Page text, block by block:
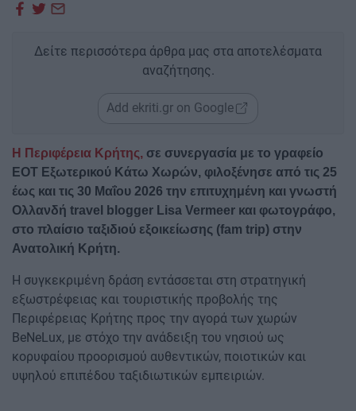
Δείτε περισσότερα άρθρα μας στα αποτελέσματα
αναζήτησης.
Add ekriti.gr on Google
Η Περιφέρεια Κρήτης, σε συνεργασία με το γραφείο
ΕΟΤ Εξωτερικού Κάτω Χωρών, φιλοξένησε από τις 25
έως και τις 30 Μαΐου 2026 την επιτυχημένη και γνωστή
Ολλανδή travel blogger Lisa Vermeer και φωτογράφο,
στο πλαίσιο ταξιδιού εξοικείωσης (fam trip) στην
Ανατολική Κρήτη.
Η συγκεκριμένη δράση εντάσσεται στη στρατηγική
εξωστρέφειας και τουριστικής προβολής της
Περιφέρειας Κρήτης προς την αγορά των χωρών
BeNeLux, με στόχο την ανάδειξη του νησιού ως
κορυφαίου προορισμού αυθεντικών, ποιοτικών και
υψηλού επιπέδου ταξιδιωτικών εμπειριών.